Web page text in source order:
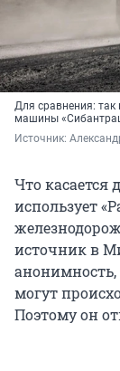
Для сравнения: так
машины
Источник:
Что касается
использует
источник в
могут
Поэтому он